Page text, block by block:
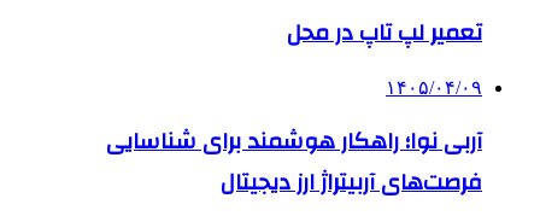
تعمیر لپ تاپ در محل
۱۴۰۵/۰۴/۰۹
آربی نوا؛ راهکار هوشمند برای شناسایی
فرصت‌های آربیتراژ ارز دیجیتال